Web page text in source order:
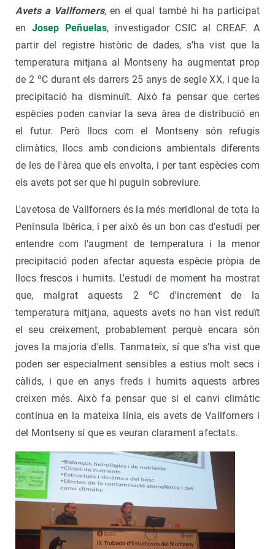
Avets a Vallforners, en el qual també hi ha participat
en Josep Peñuelas, investigador CSIC al CREAF. A
partir del registre històric de dades, s'ha vist que la
temperatura mitjana al Montseny ha augmentat prop
de 2 ºC durant els darrers 25 anys de segle XX, i que la
precipitació ha disminuït. Això fa pensar que certes
espècies poden canviar la seva àrea de distribució en
el futur. Però llocs com el Montseny són refugis
climàtics, llocs amb condicions ambientals diferents
de les de l'àrea que els envolta, i per tant espècies com
els avets pot ser que hi puguin sobreviure.
L'avetosa de Vallforners és la més meridional de tota la
Península Ibèrica, i per això és un bon cas d'estudi per
entendre com l'augment de temperatura i la menor
precipitació poden afectar aquesta espècie pròpia de
llocs frescos i humits. L'estudi de moment ha mostrat
que, malgrat aquests 2 ºC d'increment de la
temperatura mitjana, aquests avets no han vist reduït
el seu creixement, probablement perquè encara són
joves la majoria d'ells. Tanmateix, sí que s'ha vist que
poden ser especialment sensibles a estius molt secs i
càlids, i que en anys freds i humits aquests arbres
creixen més. Això fa pensar que si el canvi climàtic
continua en la mateixa línia, els avets de Vallforners i
del Montseny sí que es veuran clarament afectats.